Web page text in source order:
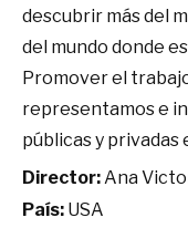
descubrir más del
del mundo donde
Promover el
representamos e
públicas y privadas
Director:Ana
País: USA